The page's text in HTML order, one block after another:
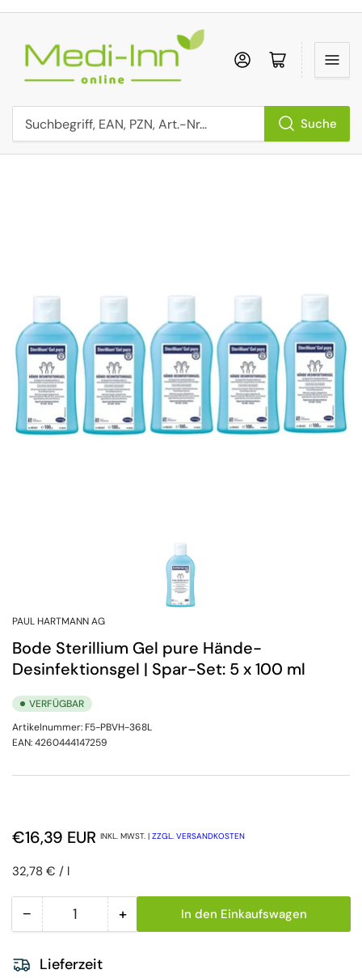
Suche
AnmeldenMini-
PAUL HARTMANN AG
Bode Sterillium Gel pure Hände-
Desinfektionsgel | Spar-Set: 5 x 100 ml
VERFÜGBAR
Artikelnummer: F5-PBVH-368L
EAN:4260444147259
Normaler Preis
€16,39 EUR INKL. MWST. | ZZGL. VERSANDKOSTEN
Preis pro Einheit
32,78 € / pro
l
− Menge reduzieren für Bode Sterillium Gel pure
Menge +Menge erhöhen für Bode
In den Einkaufswagen
Lieferzeit